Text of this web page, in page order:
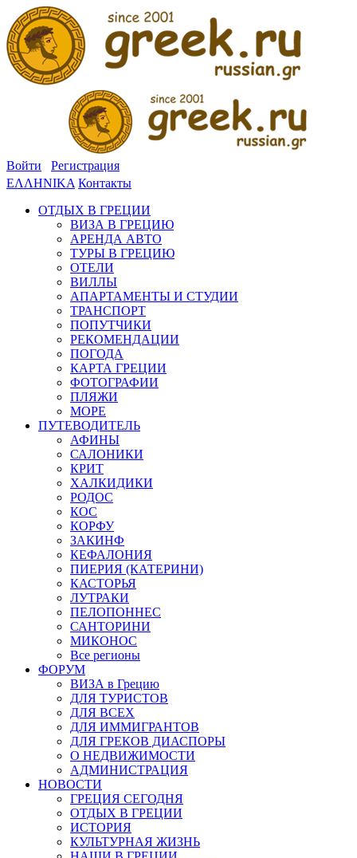
Войти
Регистрация
ΕΛΛΗΝΙΚΑ Контакты
ОТДЫХ В ГРЕЦИИ
ВИЗА В ГРЕЦИЮ
АРЕНДА АВТО
ТУРЫ В ГРЕЦИЮ
ОТЕЛИ
ВИЛЛЫ
АПАРТАМЕНТЫ И СТУДИИ
ТРАНСПОРТ
ПОПУТЧИКИ
РЕКОМЕНДАЦИИ
ПОГОДА
КАРТА ГРЕЦИИ
ФОТОГРАФИИ
ПЛЯЖИ
МОРЕ
ПУТЕВОДИТЕЛЬ
АФИНЫ
САЛОНИКИ
КРИТ
ХАЛКИДИКИ
РОДОС
КОС
КОРФУ
ЗАКИНФ
КЕФАЛОНИЯ
ПИЕРИЯ (КАТЕРИНИ)
КАСТОРЬЯ
ЛУТРАКИ
ПЕЛОПОННЕС
САНТОРИНИ
МИКОНОС
Все регионы
ФОРУМ
ВИЗА в Грецию
ДЛЯ ТУРИСТОВ
ДЛЯ ВСЕХ
ДЛЯ ИММИГРАНТОВ
ДЛЯ ГРЕКОВ ДИАСПОРЫ
О НЕДВИЖИМОСТИ
АДМИНИСТРАЦИЯ
НОВОСТИ
ГРЕЦИЯ СЕГОДНЯ
ОТДЫХ В ГРЕЦИИ
ИСТОРИЯ
КУЛЬТУРНАЯ ЖИЗНЬ